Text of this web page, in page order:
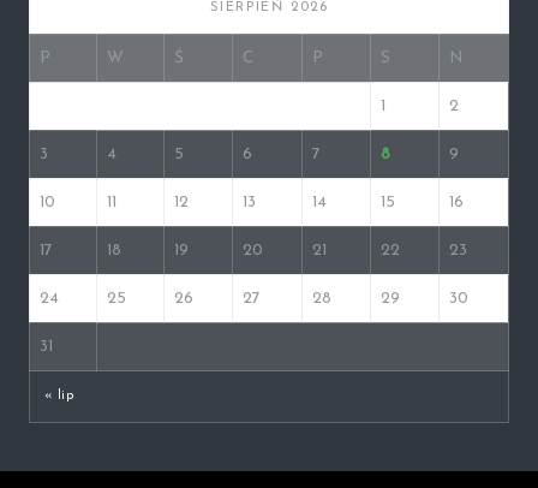
SIERPIEŃ 2026
P W Ś C P S N
1 2
3 4 5 6 7 8 9
10 11 12 13 14 15 16
17 18 19 20 21 22 23
24 25 26 27 28 29 30
31
« lip